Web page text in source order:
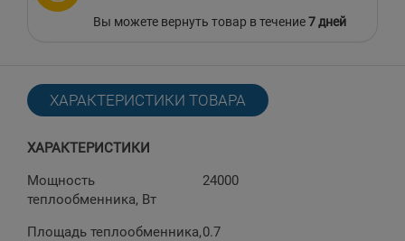
Вы можете вернуть товар в течение7 дней
ХАРАКТЕРИСТИКИ ТОВАРА
ХАРАКТЕРИСТИКИ
Мощность
теплообменника, Вт
24000
Площадь теплообменника,0.7